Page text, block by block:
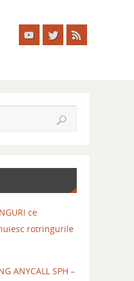
ce
rotringurile
ANYCALL SPH –